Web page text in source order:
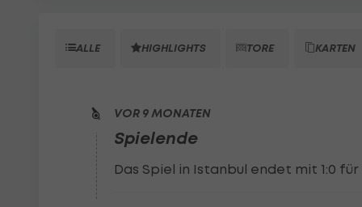
ALLE HIGHLIGHTS TORE KARTEN
VOR 9 MONATEN
Spielende
Das Spiel in Istanbul endet mit 1:0 für